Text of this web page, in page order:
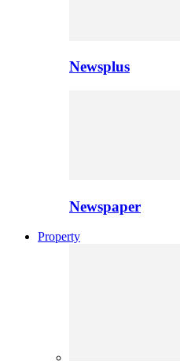
Newsplus
Newspaper
Property